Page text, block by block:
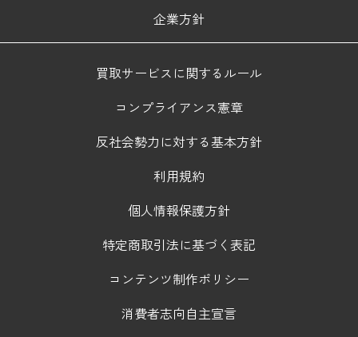
企業方針
買取サービスに関するルール
コンプライアンス憲章
反社会勢力に対する基本方針
利用規約
個人情報保護方針
特定商取引法に基づく表記
コンテンツ制作ポリシー
消費者志向自主宣言